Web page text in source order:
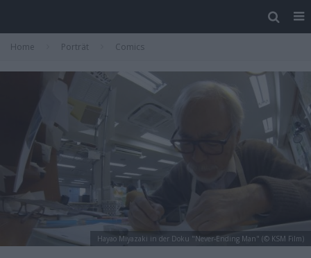
Home Porträt Comics
Hayao Miyazaki in der Doku "Never-Ending Man" (© KSM Film)